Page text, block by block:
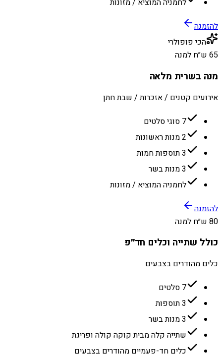
לחמניה המוציא / מזונות
להזמנה
הכי פופולרי
65 ש״ח למנה
מנה בשרית מלאה
אירועים קטנים / אזכרות / שבת חתן
7 סוגי סלטים
2 מנות ראשונות
3 תוספות חמות
3 מנות בשר
לחמניה המוציא / מזונות
להזמנה
80 ש״ח למנה
כולל שתייה וכלים חד״פ
כלים מהודרים בצבעים
7 סלטים
3 תוספות
3 מנות בשר
שתייה קלה מבית קוקה קולה ופריגת
כלים חד-פעמיים מהודרים בצבעים